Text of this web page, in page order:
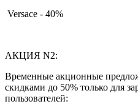
Versace - 40%
АКЦИЯ N2:
Временные акционные
скидками до 50% только для
пользователей: